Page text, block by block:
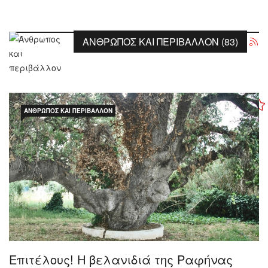
ΆΝΘΡΩΠΟΣ ΚΑΙ ΠΕΡΙΒΆΛΛΟΝ (83)
ΆΝΘΡΩΠΟΣ ΚΑΙ ΠΕΡΙΒΆΛΛΟΝ
Επιτέλους! Η βελανιδιά της Ραφήνας